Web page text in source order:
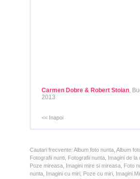
Carmen Dobre & Robert Stoian,
2013
<< Inapoi
Cautari frecvente: Album foto nunta, Album
Fotografii nunti, Fotografii nunta, Imagini de
Poze mireasa, Imagini mire si mireasa, Foto
nunta, Imagini cu miri, Poze cu miri, Imagini